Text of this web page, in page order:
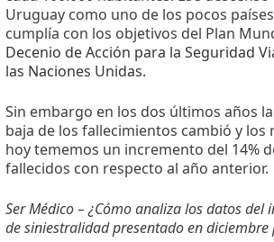
Uruguay como uno de los pocos
cumplía con los objetivos del Plan
Decenio de Acción para la Seguridad
las Naciones Unidas.
Sin embargo en los dos últimos años
baja de los fallecimientos cambió y los
hoy tememos un incremento del 14%
fallecidos con respecto al año anterior.
Ser Médico – ¿Cómo analiza los datos
de siniestralidad presentado en diciembre